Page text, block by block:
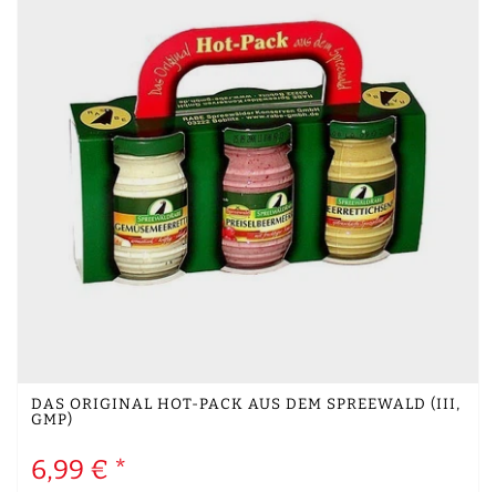
DAS ORIGINAL HOT-PACK AUS DEM SPREEWALD (III,
GMP)
6,99 € *